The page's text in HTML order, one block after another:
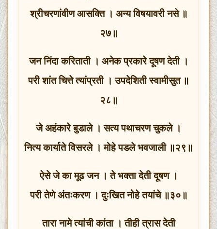
श्रीचरणांवीण आसक्ति । अन्य विषयावरी नसे ॥
२७॥
जन निंदा करिताती । अनेक प्रकारे दूषण देती ।
परी शांत चित्ते त्यांप्रती । उपदेशिती स्वामीसुत ॥
२८॥
जे अहंकारे बुडाले । सत्य पथाचरण चुकले ।
नित्य कार्याते विसरले । मोहे पडले भवजाली ॥२९॥
ऐसे जे का मूढ जन । ते भक्ता देती दूषण ।
परी तेणे अंतःकरण । दुःखित नोहे तयांचे ॥३०॥
तारा नामे त्यांची कांता । तीही त्रास देती